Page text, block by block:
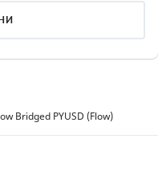
Bridged PYUSD (Flow)